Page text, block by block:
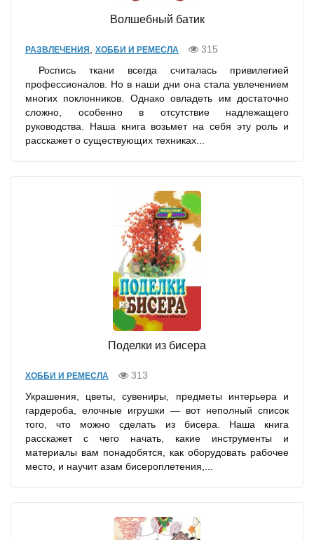
Волшебный батик
РАЗВЛЕЧЕНИЯ ХОББИ И РЕМЕСЛА
315
Роспись ткани всегда считалась привилегией
профессионалов. Но в наши дни она стала увлечением
многих поклонников. Однако овладеть им достаточно
сложно, особенно в отсутствие надлежащего
руководства. Наша книга возьмет на себя эту роль и
расскажет о существующих техниках...
Поделки из бисера
ХОББИ И РЕМЕСЛА
313
Украшения, цветы, сувениры, предметы интерьера и
гардероба, елочные игрушки — вот неполный список
того, что можно сделать из бисера. Наша книга
расскажет с чего начать, какие инструменты и
материалы вам понадобятся, как оборудовать рабочее
место, и научит азам бисероплетения,...